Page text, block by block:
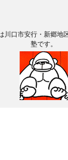
川口市安行・新郷地
塾です。